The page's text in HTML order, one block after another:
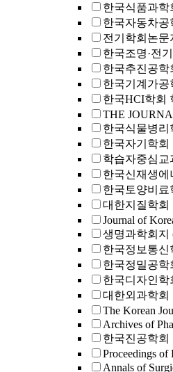
한국식품과학
한국자동차공
전기학회논문
한국조명·전
한국추진공학
한국기계가공
한국HCI학회
THE
한국식물병리
한국자기학회
학습자중심교
한국신재생에
한국토양비료
대한지질학회
Journal of
생명과학회지
한국정보통신
한국정밀공학
한국디자인학
대한외과학회
The Korean
Archives of
한국진공학회
Proceedings
Annals of